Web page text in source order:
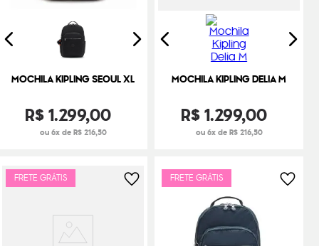
MOCHILA KIPLING SEOUL XL
R$1.299,00
ou 6x de R$ 216,50
MOCHILA KIPLING DELIA M
R$1.299,00
ou 6x de R$ 216,50
FRETE GRÁTIS FRETE GRÁTIS